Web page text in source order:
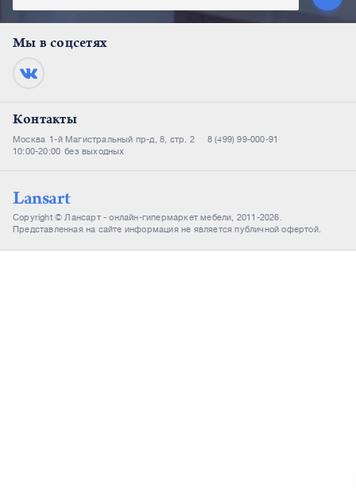
Мы в соцсетях
Контакты
Москва 1-й Магистральный пр-д, 8, стр. 2
8 (499) 99-000-91
10:00-20:00 без выходных
Lansart
Copyright © Лансарт - онлайн-гипермаркет мебели, 2011-2026.
Представленная на сайте информация не является публичной офертой.